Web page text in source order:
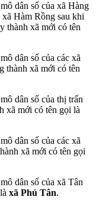
dân số của xã Hàng
Hàm Rồng sau khi
thành xã mới có tên
dân số của các xã
thành xã mới có tên
dân số của thị trấn
xã mới có tên gọi là
dân số của các xã
xã mới có tên gọi
dân số của xã Tân
xã Phú Tân.